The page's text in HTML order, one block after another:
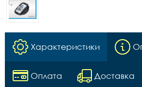
Характеристики
Оплата Доставка